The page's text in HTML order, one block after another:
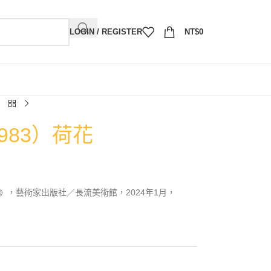
LOGIN / REGISTER NT$0
）荷花
，藝術家出版社／長流美術館，2024年1月，